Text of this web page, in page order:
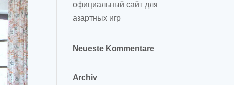
официальный сайт для
азартных игр
Neueste Kommentare
Archiv